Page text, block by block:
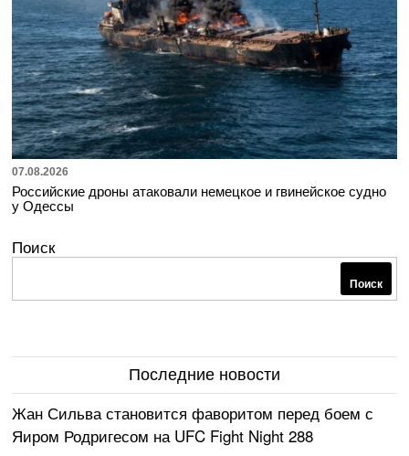
07.08.2026
Российские дроны атаковали немецкое и гвинейское судно
у Одессы
Поиск
Поиск
Последние новости
Жан Сильва становится фаворитом перед боем с
Яиром Родригесом на UFC Fight Night 288